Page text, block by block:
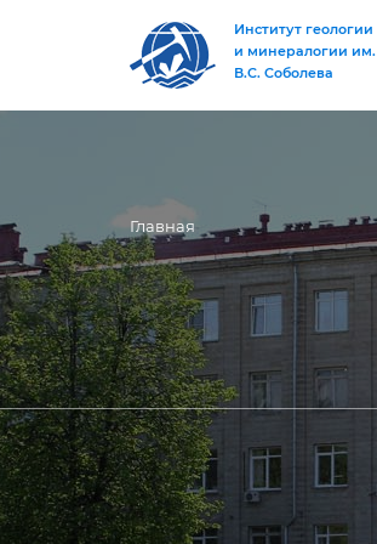
Институт геологии
и минералогии им.
В.С. Соболева
Главная